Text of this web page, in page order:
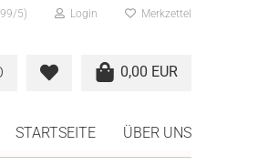
5) Login Merkzettel
0,00 EUR
STARTSEITE ÜBER UNS